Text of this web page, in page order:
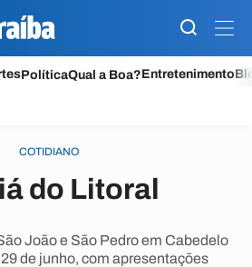
PolíticaQual a Boa?Entretenimento
COTIDIANO
do Litoral
João e São Pedro em Cabedelo
de junho, com apresentações